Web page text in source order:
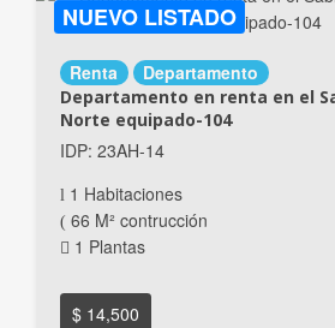
NUEVO LISTADO
Renta Departamento
Departamento en renta en el
Norte equipado-104
IDP: 23AH-14
1 Habitaciones
66 M² contrucción
1 Plantas
$ 14,500